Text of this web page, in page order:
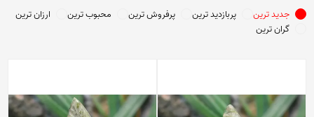
جدید ترین پربازدید ترین پرفروش ترین محبوب ترین
ارزان ترین
گران ترین